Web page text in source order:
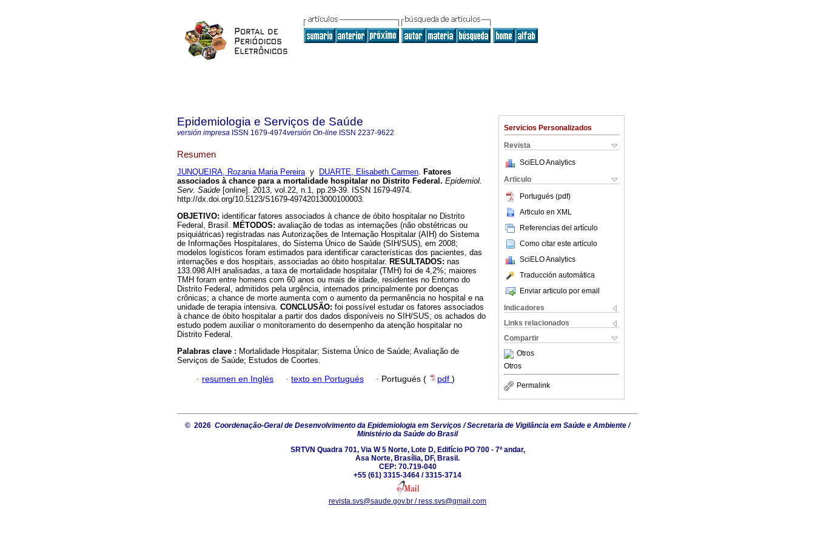
Servicios Personalizados
Revista
SciELO Analytics
Articulo
Portugués (pdf)
Articulo en XML
Referencias del artículo
Como citar este artículo
SciELO Analytics
Traducción automática
Enviar articulo por email
Indicadores
Links relacionados
Compartir
Otros
Otros
Permalink
Epidemiologia e Serviços de Saúde
versión impresa ISSN 1679-4974versión On-line ISSN 2237-9622
Resumen
JUNQUEIRA, Rozania Maria Pereiray DUARTE, Elisabeth Carmen. Fatores
associados à chance para a mortalidade hospitalar no Distrito Federal . Epidemiol.
Serv. Saúde [online]. 2013, vol.22, n.1, pp.29-39. ISSN 1679-4974.
http://dx.doi.org/10.5123/S1679-49742013000100003.
OBJETIVO: identificar fatores associados à chance de óbito hospitalar no Distrito
Federal, Brasil. MÉTODOS: avaliação de todas as internações (não obstétricas ou
psiquiátricas) registradas nas Autorizações de Internação Hospitalar (AIH) do Sistema
de Informações Hospitalares, do Sistema Único de Saúde (SIH/SUS), em 2008;
modelos logísticos foram estimados para identificar características dos pacientes, das
internações e dos hospitais, associadas ao óbito hospitalar. RESULTADOS: nas
133.098 AIH analisadas, a taxa de mortalidade hospitalar (TMH) foi de 4,2%; maiores
TMH foram entre homens com 60 anos ou mais de idade, residentes no Entorno do
Distrito Federal, admitidos pela urgência, internados principalmente por doenças
crônicas; a chance de morte aumenta com o aumento da permanência no hospital e na
unidade de terapia intensiva. CONCLUSÃO: foi possível estudar os fatores associados
à chance de óbito hospitalar a partir dos dados disponíveis no SIH/SUS; os achados do
estudo podem auxiliar o monitoramento do desempenho da atenção hospitalar no
Distrito Federal.
Palabras clave : Mortalidade Hospitalar; Sistema Único de Saúde; Avaliação de
Serviços de Saúde; Estudos de Coortes.
· resumen en Inglés · texto en Portugués · Portugués ( pdf )
© 2026 Coordenação-Geral de Desenvolvimento da Epidemiologia em Serviços / Secretaria de Vigilância em Saúde e Ambiente /
Ministério da Saúde do Brasil
SRTVN Quadra 701, Via W 5 Norte, Lote D, Edifício PO 700 - 7º andar,
Asa Norte, Brasília, DF, Brasil.
CEP: 70.719-040
+55 (61) 3315-3464 / 3315-3714
revista.svs@saude.gov.br / ress.svs@gmail.com